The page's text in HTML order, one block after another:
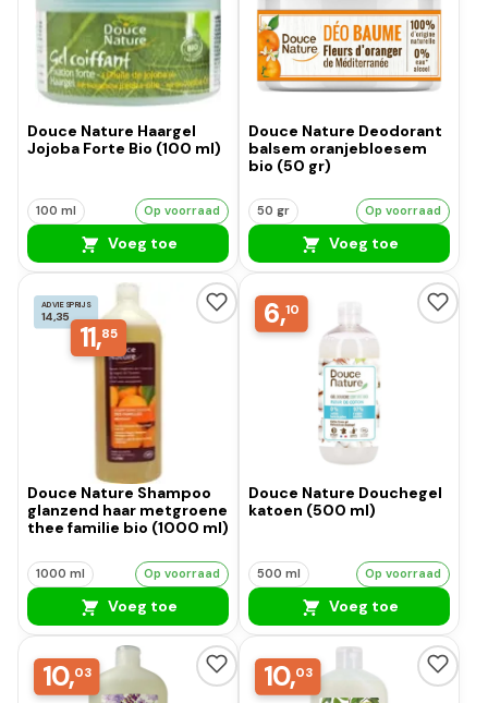
Douce Nature Haargel
Jojoba Forte Bio (100 ml)
100 ml Op voorraad
Voeg toe
Douce Nature Deodorant
balsem oranjebloesem
bio (50 gr)
50 gr Op voorraad
Voeg toe
ADVIESPRIJS
14,35
11,85
Douce Nature Shampoo
glanzend haar metgroene
thee familie bio (1000 ml)
1000 ml Op voorraad
Voeg toe
6,10
Douce Nature Douchegel
katoen (500 ml)
500 ml Op voorraad
Voeg toe
10,03 10,03